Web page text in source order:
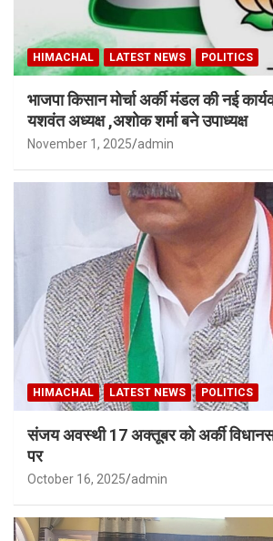
HIMACHAL LATEST NEWS POLITICS
भाजपा किसान मोर्चा अर्की मंडल की नई
यशवंत अध्यक्ष ,अशोक शर्मा बने उपाध्यक्ष
November 1, 2025 admin
HIMACHAL LATEST NEWS POLITICS
संजय अवस्थी 17 अक्तूबर को अर्की
पर
October 16, 2025 admin